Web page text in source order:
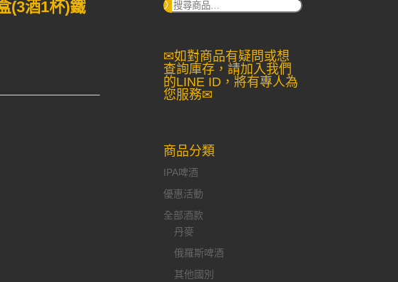
(3酒1杯)鐵
搜
✉如對商品有疑問或想
查詢庫存，請加入我們
的LINE ID，將有專人為
您服務✉
商品分類
IPA啤酒
優惠活動
全部酒款
丹麥
俄羅斯啤酒
其他國別